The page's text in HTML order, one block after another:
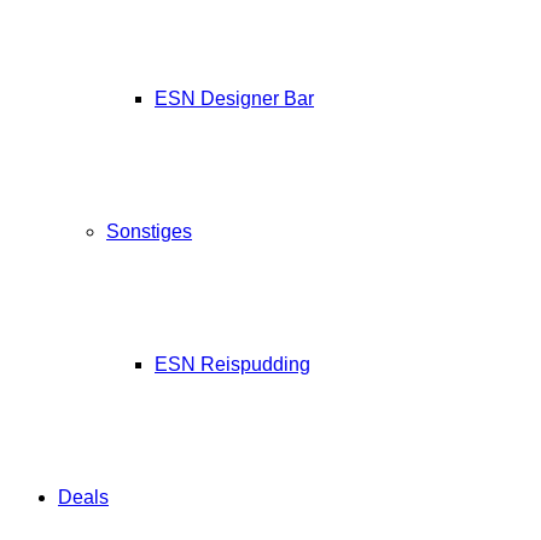
ESN Designer Bar
Sonstiges
ESN Reispudding
Deals